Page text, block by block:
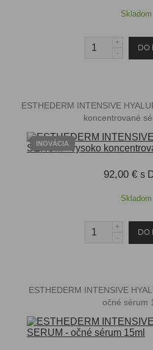
Skladom
ESTHEDERM INTENSIVE
koncentrované
INOVÁCIA
92,00 € s
Skladom
ESTHEDERM INTENSIVE
očné sérum